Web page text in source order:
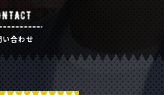
い合わせ